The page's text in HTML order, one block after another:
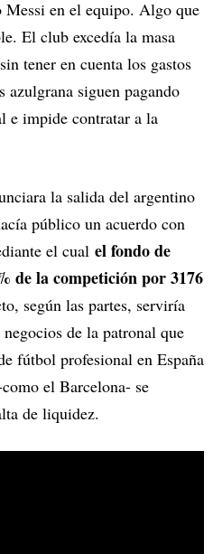
Messi en el equipo. Algo que
El club excedía la masa
tener en cuenta los gastos
siguen pagando
e impide contratar a la
la salida del argentino
público un acuerdo con
el cual el fondo de
de la competición por3176
según las partes, serviría
de la patronal que
fútbol profesional en España
el Barcelona- se
de liquidez.